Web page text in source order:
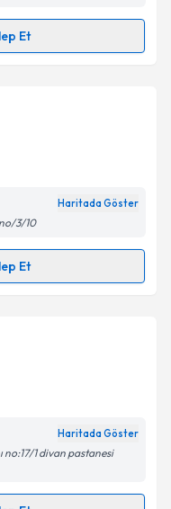
Gönder
Et
almanız için bir
ile bilgilendireceğiz.
ilişkin
belirtilen
Gönder
Haritada Göster
3/10
Et
talebi oluşturun.
için bir takvim
ilişkinAydınlatma
Haritada Göster
no:17/1 divan pastanesi